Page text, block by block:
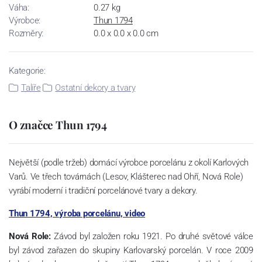
Váha:
0.27 kg
Výrobce:
Thun 1794
Rozměry:
0.0 x 0.0 x 0.0 cm
Kategorie:
Talíře
Ostatní dekory a tvary
O značce Thun 1794
Největší (podle tržeb) domácí výrobce porcelánu z okolí Karlových
Varů. Ve třech továrnách (Lesov, Klášterec nad Ohří, Nová Role)
vyrábí moderní i tradiční porcelánové tvary a dekory.
Thun 1794, výroba porcelánu, video
Nová Role: Závod byl založen roku 1921. Po druhé světové válce
byl závod zařazen do skupiny Karlovarský porcelán. V roce 2009